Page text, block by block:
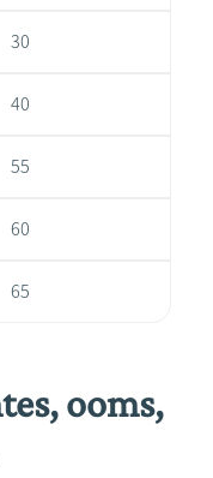
30
40
55
60
65
ooms,